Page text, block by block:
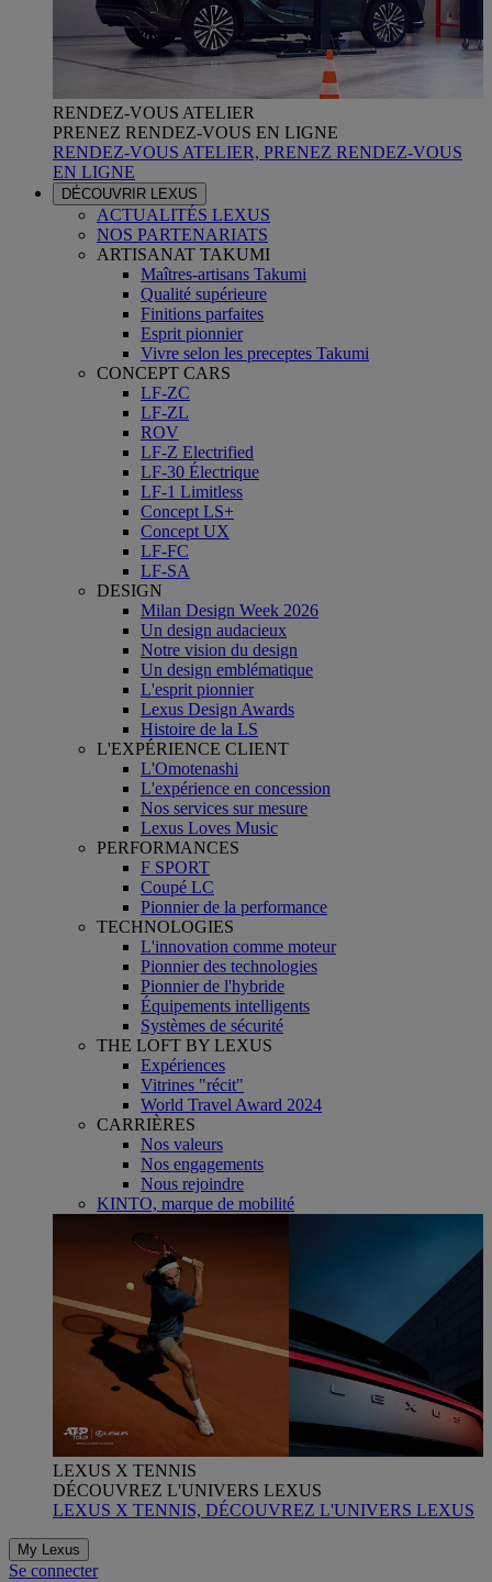
RENDEZ-VOUS ATELIER
PRENEZ RENDEZ-VOUS EN LIGNE
RENDEZ-VOUS ATELIER, PRENEZ RENDEZ-VOUS
EN LIGNE
DÉCOUVRIR LEXUS
ACTUALITÉS LEXUS
NOS PARTENARIATS
ARTISANAT TAKUMI
Maîtres-artisans Takumi
Qualité supérieure
Finitions parfaites
Esprit pionnier
Vivre selon les preceptes Takumi
CONCEPT CARS
LF-ZC
LF-ZL
ROV
LF-Z Electrified
LF-30 Électrique
LF-1 Limitless
Concept LS+
Concept UX
LF-FC
LF-SA
DESIGN
Milan Design Week 2026
Un design audacieux
Notre vision du design
Un design emblématique
L'esprit pionnier
Lexus Design Awards
Histoire de la LS
L'EXPÉRIENCE CLIENT
L'Omotenashi
L'expérience en concession
Nos services sur mesure
Lexus Loves Music
PERFORMANCES
F SPORT
Coupé LC
Pionnier de la performance
TECHNOLOGIES
L'innovation comme moteur
Pionnier des technologies
Pionnier de l'hybride
Équipements intelligents
Systèmes de sécurité
THE LOFT BY LEXUS
Expériences
Vitrines "récit"
World Travel Award 2024
CARRIÈRES
Nos valeurs
Nos engagements
Nous rejoindre
KINTO, marque de mobilité
LEXUS X TENNIS
DÉCOUVREZ L'UNIVERS LEXUS
LEXUS X TENNIS, DÉCOUVREZ L'UNIVERS LEXUS
My Lexus
Se connecter